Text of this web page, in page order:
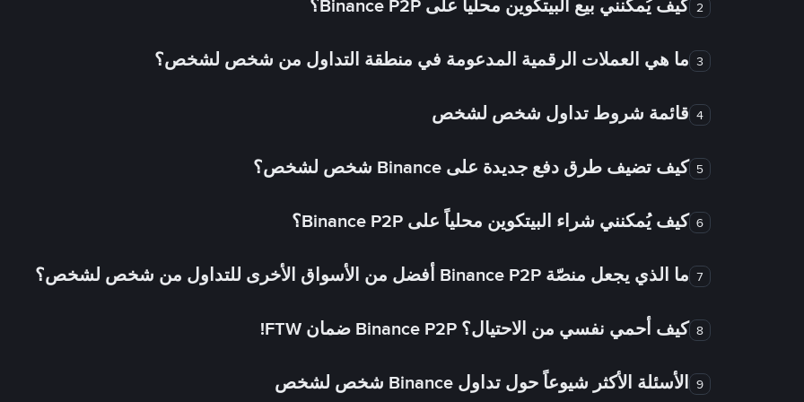
2 كيف يُمكنني بيع البيتكوين محلياً على Binance P2P؟
3 ما هي العملات الرقمية المدعومة في منطقة التداول من شخص لشخص؟
4 قائمة شروط تداول شخص لشخص
5 كيف تضيف طرق دفع جديدة على Binance شخص لشخص؟
6 كيف يُمكنني شراء البيتكوين محلياً على Binance P2P؟
7 ما الذي يجعل منصّة Binance P2P أفضل من الأسواق الأخرى للتداول من شخص لشخص؟
8 كيف أحمي نفسي من الاحتيال؟ Binance P2P ضمان FTW!
9 الأسئلة الأكثر شيوعاً حول تداول Binance شخص لشخص